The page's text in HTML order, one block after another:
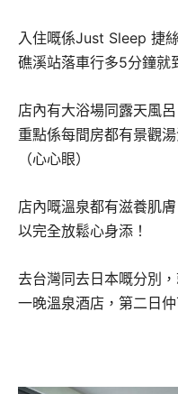
入住嘅係Just Sleep 捷
礁溪站落車行多5分鐘就
店內有大浴場同露天風呂
重點係每間房都有景觀
（心心眼）
店內嘅溫泉都有滋養肌
以完全放鬆心身添！
去台灣同去日本嘅分別
一晚溫泉酒店，第二日